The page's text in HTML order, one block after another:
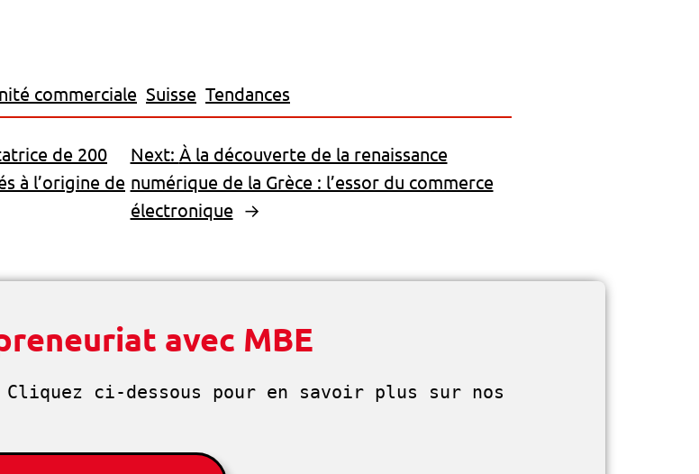
commerciale Suisse Tendances
de 200
à l’origine de
Next: À la découverte de la renaissance
numérique de la Grèce : l’essor du commerce
électronique →
avec MBE
ci-dessous pour en savoir plus sur nos